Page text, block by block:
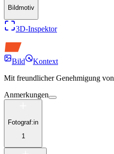
Bildmotiv
3D-Inspektor
Bild
Kontext
Mit freundlicher Genehmigung von
Anmerkungen
Fotograf:in
1